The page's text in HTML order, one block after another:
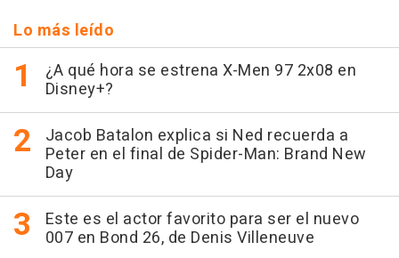
Lo más leído
¿A qué hora se estrena X-Men 97 2x08 en
Disney+?
Jacob Batalon explica si Ned recuerda a
Peter en el final de Spider-Man: Brand New
Day
Este es el actor favorito para ser el nuevo
007 en Bond 26, de Denis Villeneuve